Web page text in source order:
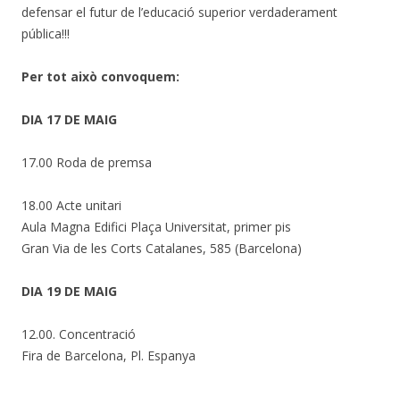
defensar el futur de l’educació superior verdaderament
pública!!!
Per tot això convoquem:
DIA 17 DE MAIG
17.00 Roda de premsa
18.00 Acte unitari
Aula Magna Edifici Plaça Universitat, primer pis
Gran Via de les Corts Catalanes, 585 (Barcelona)
DIA 19 DE MAIG
12.00. Concentració
Fira de Barcelona, Pl. Espanya